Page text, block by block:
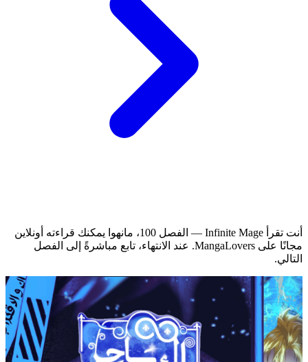
أنت تقرأ Infinite Mage — الفصل 100، مانهوا يمكنك قراءته أونلاين
مجانًا على MangaLovers.
عند الانتهاء، تابع مباشرةً إلى الفصل
التالي.